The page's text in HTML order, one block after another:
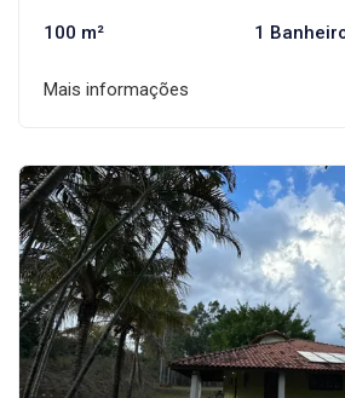
100 m² 1
Mais informações